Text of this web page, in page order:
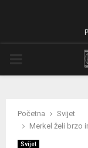
Početna
Svijet
Merkel želi brzo
Svijet